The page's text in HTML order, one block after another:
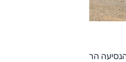
הריאלי, שבתנאים "מיושבים"